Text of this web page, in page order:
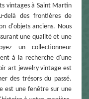
vintages à Saint Martin
delà des frontières de
d'objets anciens. Nous
une qualité et une
un collectionneur
à la recherche d'une
art jewelry vintage est
des trésors du passé.
est une fenêtre sur une